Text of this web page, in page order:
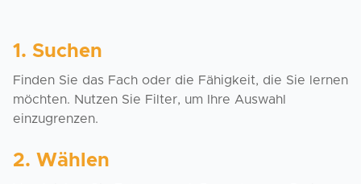
1. Suchen
Finden Sie das Fach oder die Fähigkeit, die Sie lernen
möchten. Nutzen Sie Filter, um Ihre Auswahl
einzugrenzen.
2. Wählen